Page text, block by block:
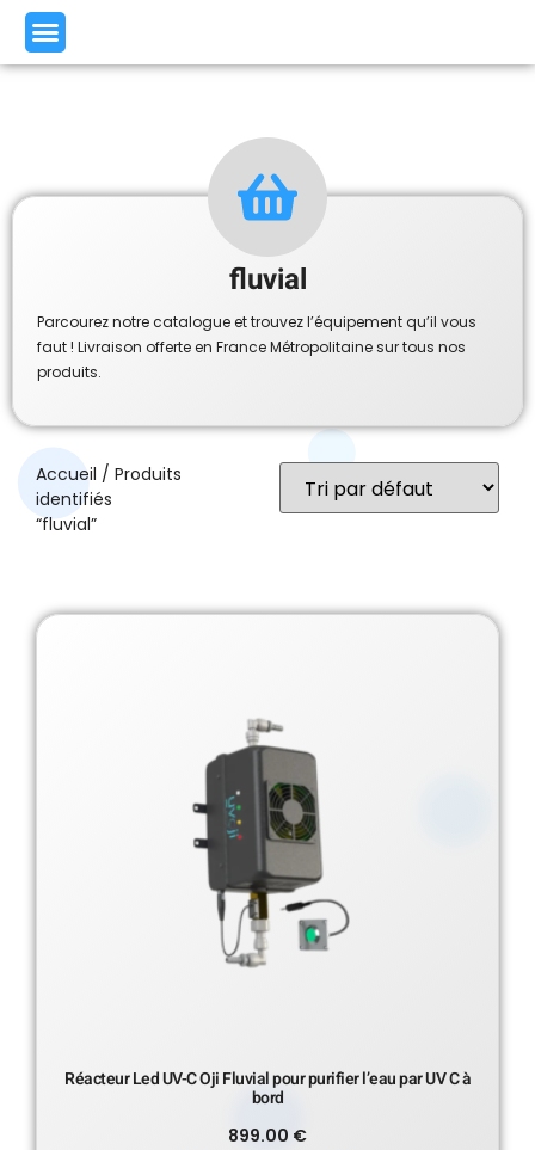
fluvial
Parcourez notre catalogue et trouvez l’équipement qu’il vous
faut ! Livraison offerte en France Métropolitaine sur tous nos
produits.
Accueil / Produits
identifiés
“fluvial”
Réacteur Led UV-C Oji Fluvial pour purifier l’eau par UV C à
bord
899.00 €